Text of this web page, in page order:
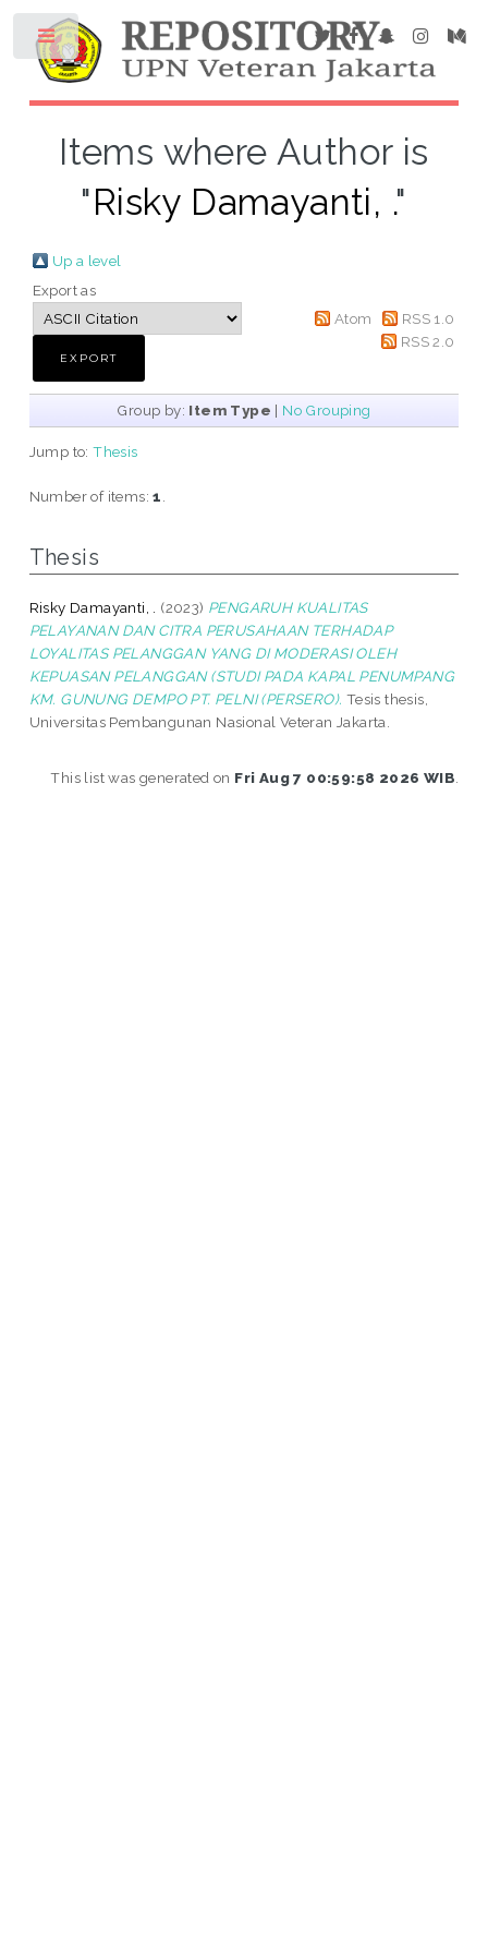
Items where Author is
"Risky Damayanti, ."
Up a level
Export as
Atom
RSS 1.0
RSS 2.0
Group by: Item Type | No Grouping
Jump to:Thesis
Number of items:1
Thesis
Risky Damayanti, . (2023) PENGARUH KUALITAS
PELAYANAN DAN CITRA PERUSAHAAN TERHADAP
LOYALITAS PELANGGAN YANG DI MODERASI OLEH
KEPUASAN PELANGGAN (STUDI PADA KAPAL PENUMPANG
KM. GUNUNG DEMPO PT. PELNI (PERSERO). Tesis thesis,
Universitas Pembangunan Nasional Veteran Jakarta.
This list was generated on Fri Aug 7 00:59:58 2026 WIB